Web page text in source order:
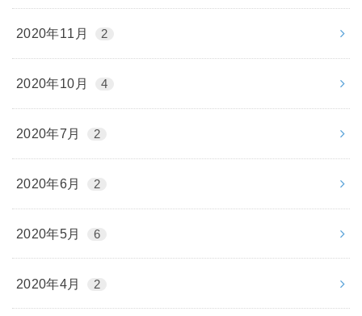
2020年11月 2
2020年10月 4
2020年7月 2
2020年6月 2
2020年5月 6
2020年4月 2